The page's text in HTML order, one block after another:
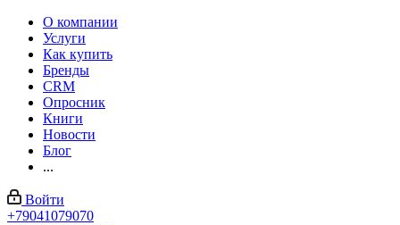
О компании
Услуги
Как купить
Бренды
CRM
Опросник
Книги
Новости
Блог
...
Войти
+79041079070